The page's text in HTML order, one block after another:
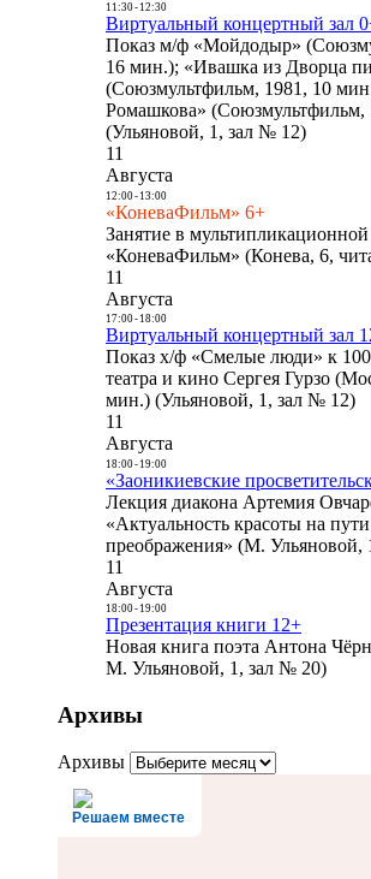
11:30- 12:30
Виртуальный концертный зал
Показ м/ф «Мойдодыр»
16 мин.); «Ивашка из Дворца
(Союзмультфильм, 1981, 10
Ромашкова» (Союзмультфильм,
(Ульяновой, 1, зал № 12)
11
Августа
12:00- 13:00
«КоневаФильм» 6+
Занятие в мультипликационной
«КоневаФильм» (Конева, 6,
11
Августа
17:00- 18:00
Виртуальный концертный зал
Показ х/ф «Смелые люди» к
театра и кино Сергея Гурзо
мин.) (Ульяновой, 1, зал № 12)
11
Августа
18:00- 19:00
«Заоникиевские
Лекция диакона Артемия
«Актуальность красоты на
преображения» (М. Ульяновой,
11
Августа
18:00- 19:00
Презентация книги 12+
Новая книга поэта Антона
М. Ульяновой, 1, зал № 20)
Архивы
Архивы
Решаем вместе